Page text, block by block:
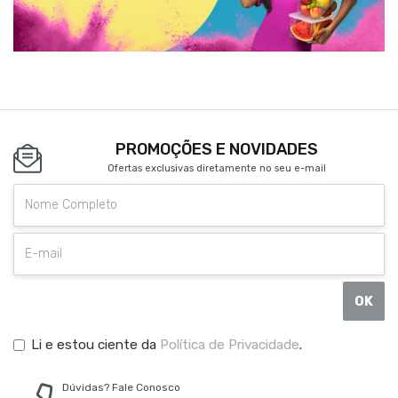
PROMOÇÕES E NOVIDADES
Ofertas exclusivas diretamente no seu e-mail
OK
Li e estou ciente da Política de Privacidade.
Dúvidas? Fale Conosco